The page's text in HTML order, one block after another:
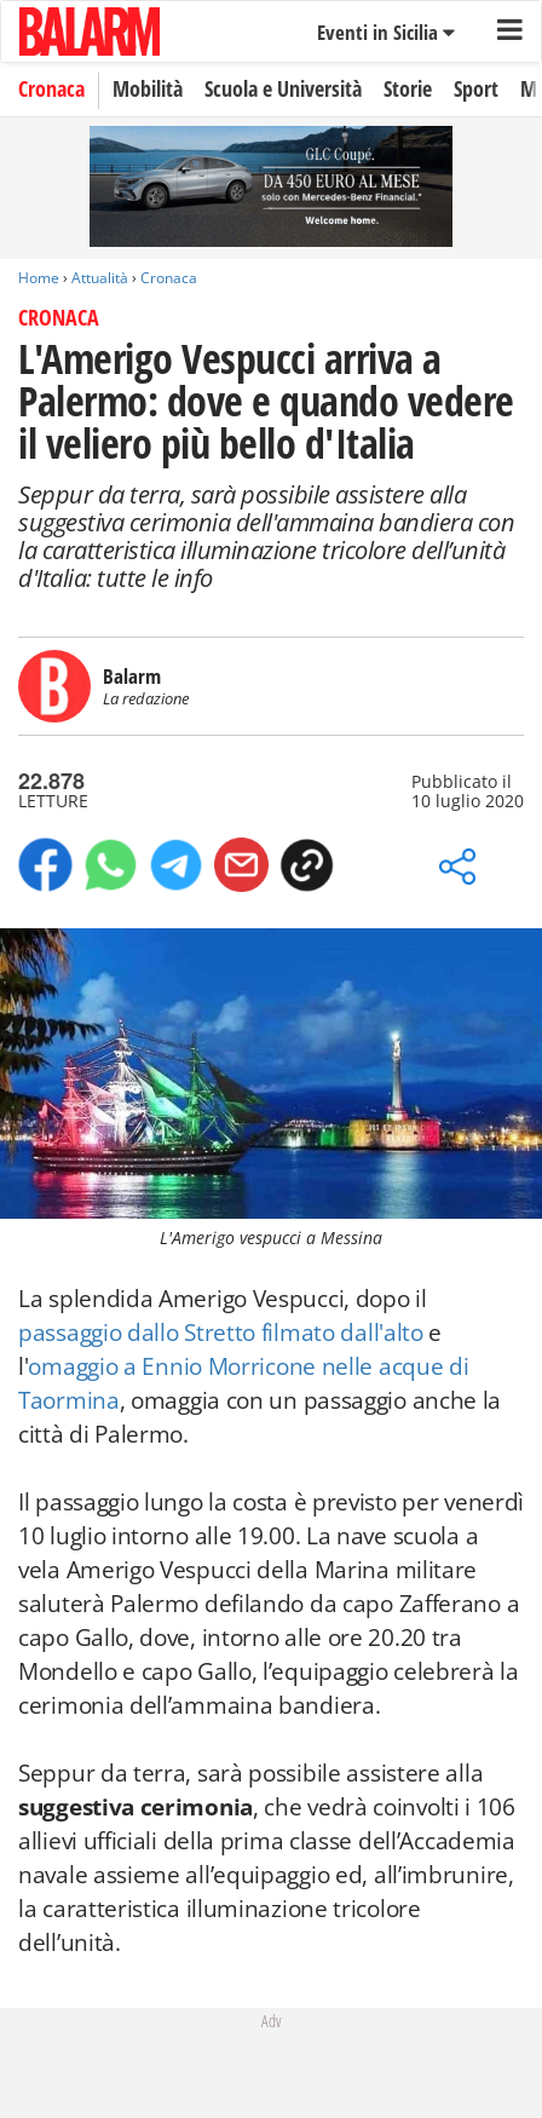
Eventi in Sicilia
Cronaca Mobilità Scuola e Università Storie Sport
Home › Attualità › Cronaca
CRONACA
L'Amerigo Vespucci arriva a
Palermo: dove e quando vedere
il veliero più bello d'Italia
Seppur da terra, sarà possibile assistere alla
suggestiva cerimonia dell'ammaina bandiera con
la caratteristica illuminazione tricolore dell’unità
d'Italia: tutte le info
Balarm
La redazione
22.878
LETTURE
Pubblicato il
10 luglio 2020
L'Amerigo vespucci a Messina
La splendida Amerigo Vespucci, dopo il
passaggio dallo Stretto filmato dall'altoe
l'omaggio a Ennio Morricone nelle acque di
Taormina, omaggia con un passaggio anche la
città di Palermo.
Il passaggio lungo la costa è previsto per venerdì
10 luglio intorno alle 19.00. La nave scuola a
vela Amerigo Vespucci della Marina militare
saluterà Palermo defilando da capo Zafferano a
capo Gallo, dove, intorno alle ore 20.20 tra
Mondello e capo Gallo, l’equipaggio celebrerà la
cerimonia dell’ammaina bandiera.
Seppur da terra, sarà possibile assistere alla
suggestiva cerimonia, che vedrà coinvolti i 106
allievi ufficiali della prima classe dell’Accademia
navale assieme all’equipaggio ed, all’imbrunire,
la caratteristica illuminazione tricolore
dell’unità.
Adv